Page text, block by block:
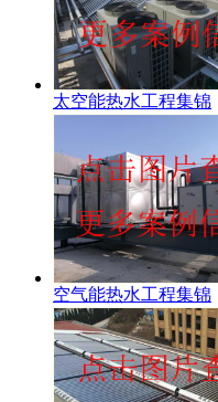
太空能热水工程集锦
空气能热水工程集锦